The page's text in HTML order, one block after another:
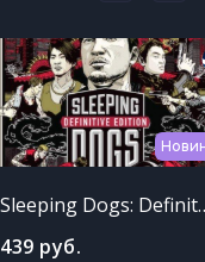
Sleeping
439 руб.